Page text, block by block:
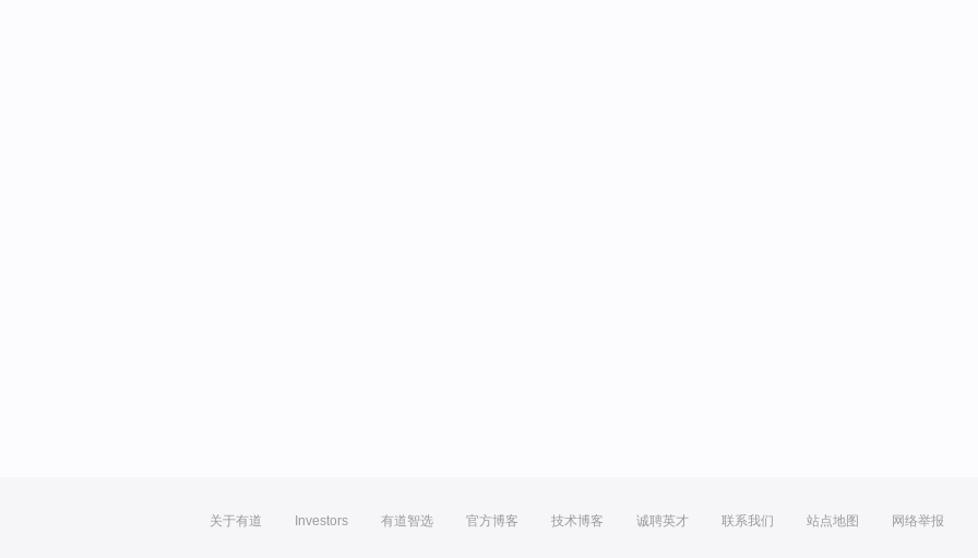
关于有道 Investors 有道智选 官方博客 技术博客 诚聘英才 联系我们 站点地图 网络举报